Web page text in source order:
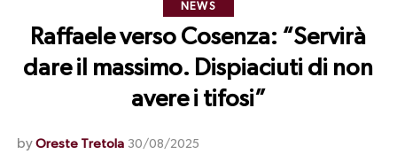
NEWS
Raffaele verso Cosenza: “Servirà
dare il massimo. Dispiaciuti di non
avere i tifosi”
by Oreste Tretola 30/08/2025